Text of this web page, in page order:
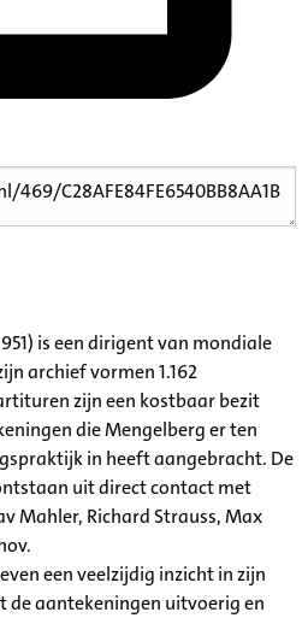
is een dirigent van mondiale
archief vormen 1.162
zijn een kostbaar bezit
die Mengelberg er ten
in heeft aangebracht. De
uit direct contact met
Mahler, Richard Strauss, Max
een veelzijdig inzicht in zijn
de aantekeningen uitvoerig en